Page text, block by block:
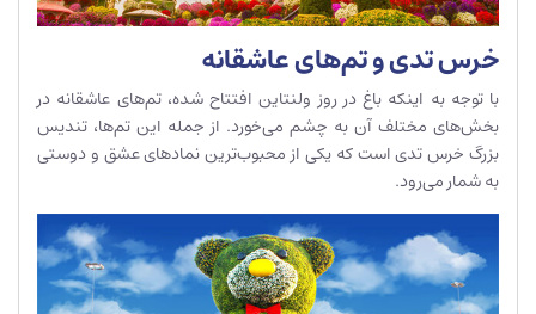
خرس تدی و تم‌های عاشقانه
با توجه به اینکه باغ در روز ولنتاین افتتاح شده، تم‌های عاشقانه در
بخش‌های مختلف آن به چشم می‌خورد. از جمله این تم‌ها، تندیس
بزرگ خرس تدی است که یکی از محبوب‌ترین نمادهای عشق و دوستی
به شمار می‌رود.